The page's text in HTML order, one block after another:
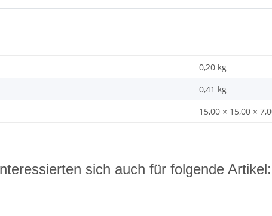
0,20 kg
0,41 kg
15,00 × 15,00 ×
sich auch für folgende Artikel: